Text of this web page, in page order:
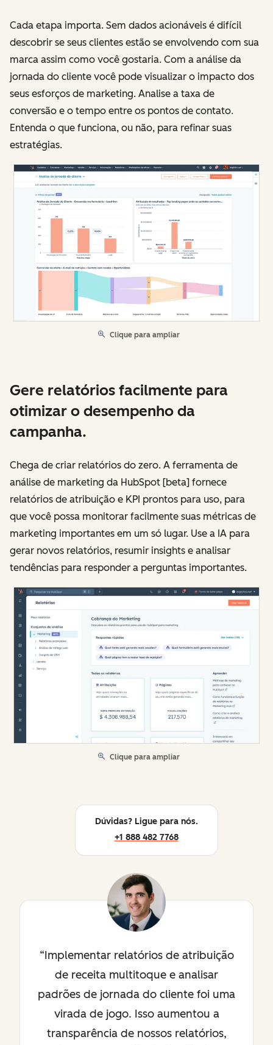
Cada etapa importa. Sem dados acionáveis é difícil
descobrir se seus clientes estão se envolvendo com sua
marca assim como você gostaria. Com a análise da
jornada do cliente você pode visualizar o impacto dos
seus esforços de marketing. Analise a taxa de
conversão e o tempo entre os pontos de contato.
Entenda o que funciona, ou não, para refinar suas
estratégias.
Clique para ampliar
Gere relatórios facilmente para
otimizar o desempenho da
campanha.
Chega de criar relatórios do zero. A ferramenta de
análise de marketing da HubSpot [beta] fornece
relatórios de atribuição e KPI prontos para uso, para
que você possa monitorar facilmente suas métricas de
marketing importantes em um só lugar. Use a IA para
gerar novos relatórios, resumir insights e analisar
tendências para responder a perguntas importantes.
Clique para ampliar
Dúvidas? Ligue para nós.
+1 888 482 7768
Implementar relatórios de atribuição
de receita multitoque e analisar
padrões de jornada do cliente foi uma
virada de jogo. Isso aumentou a
transparência de nossos relatórios,